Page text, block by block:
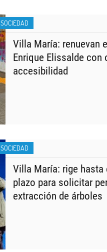
SOCIEDAD
Villa María: renuevan
Enrique Elissalde con
accesibilidad
SOCIEDAD
Villa María: rige
plazo para solicitar
extracción de árboles